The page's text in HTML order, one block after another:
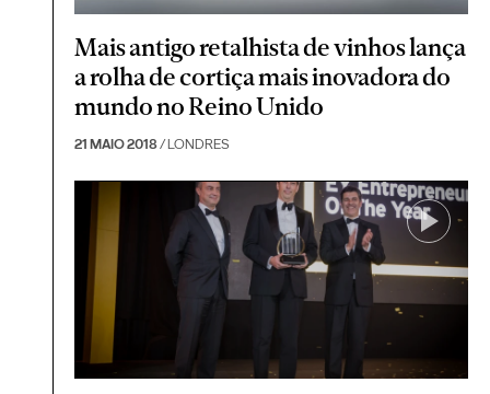
Mais antigo retalhista de vinhos lança
a rolha de cortiça mais inovadora do
mundo no Reino Unido
21 MAIO 2018/ LONDRES